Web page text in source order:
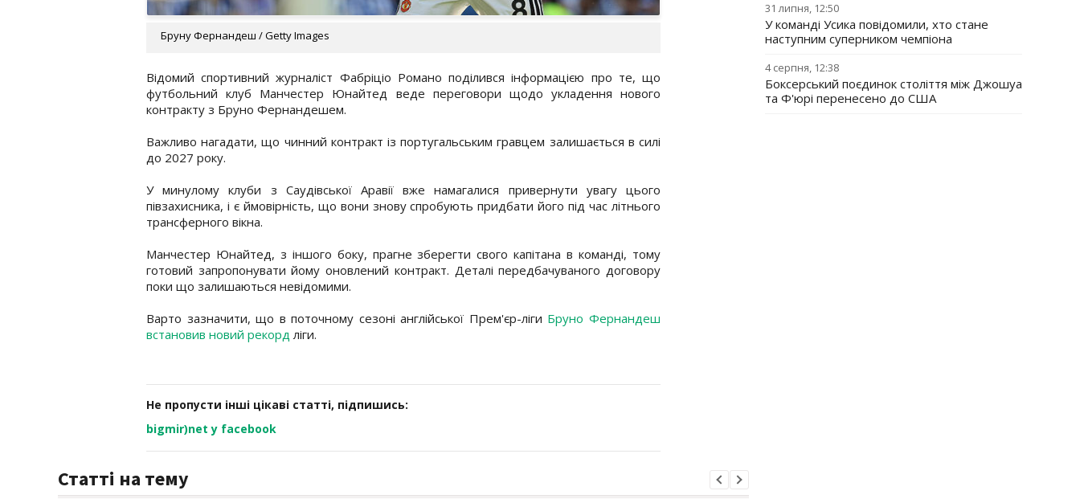
Бруну Фернандеш / Getty Images
Відомий спортивний журналіст Фабріціо Романо поділився інформацією про те, що
футбольний клуб Манчестер Юнайтед веде переговори щодо укладення нового
контракту з Бруно Фернандешем.
Важливо нагадати, що чинний контракт із португальським гравцем залишається в силі
до 2027 року.
У минулому клуби з Саудівської Аравії вже намагалися привернути увагу цього
півзахисника, і є ймовірність, що вони знову спробують придбати його під час літнього
трансферного вікна.
Манчестер Юнайтед, з іншого боку, прагне зберегти свого капітана в команді, тому
готовий запропонувати йому оновлений контракт. Деталі передбачуваного договору
поки що залишаються невідомими.
Варто зазначити, що в поточному сезоні англійської Прем'єр-ліги Бруно Фернандеш
встановив новий рекорд ліги.
Не пропусти інші цікаві статті, підпишись:
bigmir)net у facebook
Статті на тему
31 липня, 12:50
У команді Усика повідомили, хто стане
наступним суперником чемпіона
4 серпня, 12:38
Боксерський поєдинок століття між Джошуа
та Ф'юрі перенесено до США